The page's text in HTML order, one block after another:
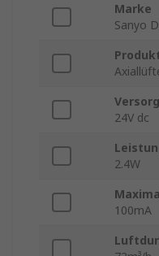
Marke
Sanyo
24V dc
2.4W
100mA